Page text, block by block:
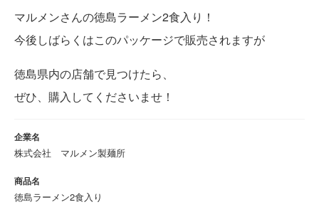
マルメンさんの徳島ラーメン2食入り！
今後しばらくはこのパッケージで販売されますが
徳島県内の店舗で見つけたら、
ぜひ、購入してくださいませ！
企業名
株式会社 マルメン製麺所
商品名
徳島ラーメン2食入り